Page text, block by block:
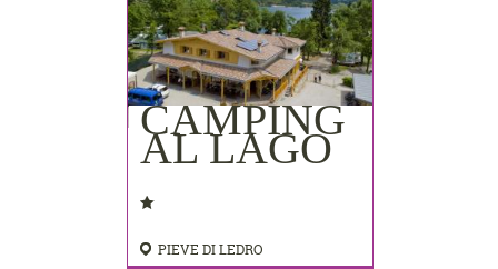
CAMPING
AL LAGO
PIEVE DI LEDRO